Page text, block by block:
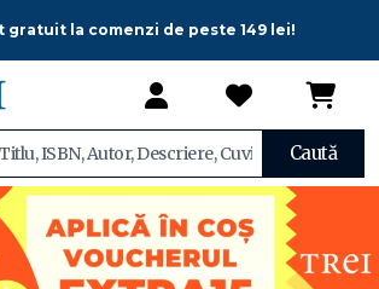
gratuit la comenzi de peste 149 lei!
Caută